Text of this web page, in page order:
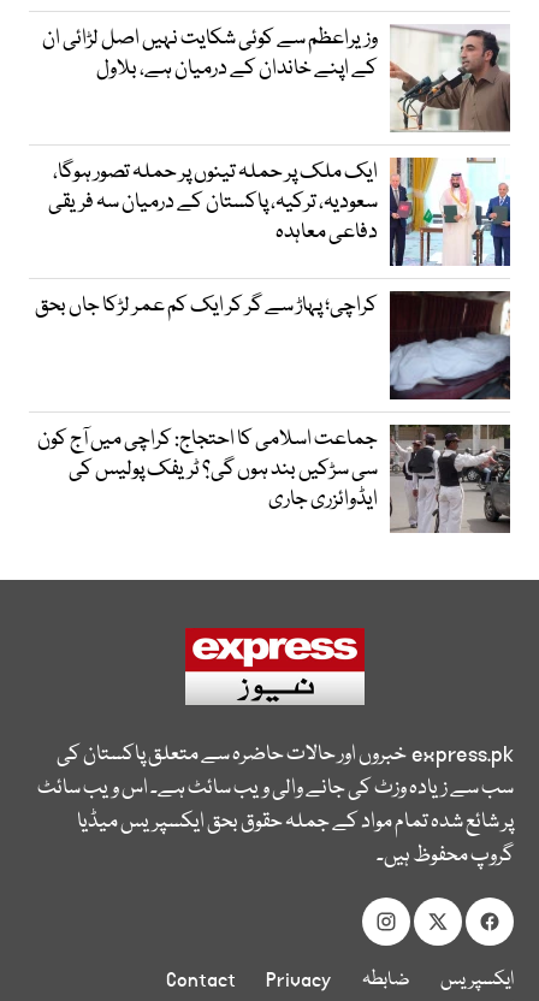
وزیراعظم سے کوئی شکایت نہیں اصل لڑائی ان
کے اپنے خاندان کے درمیان ہے، بلاول
ایک ملک پر حملہ تینوں پر حملہ تصور ہوگا،
سعودیہ، ترکیہ، پاکستان کے درمیان سہ فریقی
دفاعی معاہدہ
کراچی؛ پہاڑ سے گر کر ایک کم عمر لڑکا جاں بحق
جماعت اسلامی کا احتجاج: کراچی میں آج کون
سی سڑکیں بند ہوں گی؟ ٹریفک پولیس کی
ایڈوائزری جاری
express.pkخبروں اور حالات حاضرہ سے متعلق پاکستان کی
سب سے زیادہ وزٹ کی جانے والی ویب سائٹ ہے۔ اس ویب سائٹ
پر شائع شدہ تمام مواد کے جملہ حقوق بحق ایکسپریس میڈیا
گروپ محفوظ ہیں۔
ایکسپریس ضابطہ Privacy
Contact